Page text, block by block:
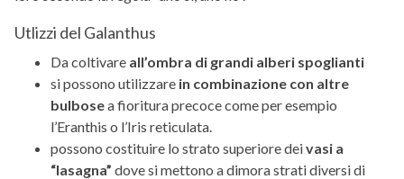
Utlizzi del Galanthus
Da coltivare all’ombra di grandi alberi spoglianti
si possono utilizzare in combinazione con altre
bulbosea fioritura precoce come per esempio
l’Eranthis o l’Iris reticulata.
possono costituire lo strato superiore deivasi a
“lasagna” dove si mettono a dimora strati diversi di